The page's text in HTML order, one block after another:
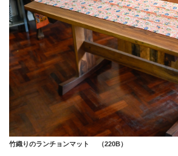
竹織りのランチョンマット （220B）